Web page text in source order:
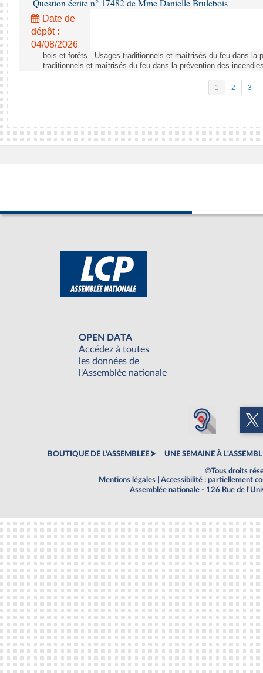
Question écrite n° 17482 de Mme Danielle Brulebois
Date de
dépôt :
04/08/2026
bois et forêts - Usages traditionnels et maîtrisés du feu dans la
traditionnels et maîtrisés du feu dans la prévention des
1 2 3
OPEN DATA
Accédez à toutes
les données de
l'Assemblée nationale
BOUTIQUE DE L'ASSEMBLEE UNE SEMAINE À
©Tous droits
Mentions légales
Accessibilité : partiellement
Assemblée nationale - 126 Rue de